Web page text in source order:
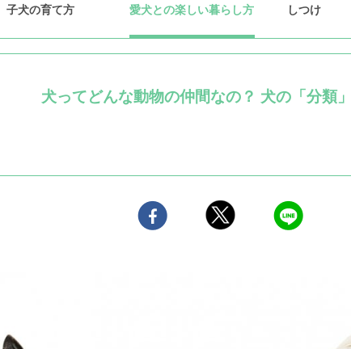
子犬の育て方 愛犬との楽しい暮らし方 しつけ
犬ってどんな動物の仲間なの？ 犬の「分類